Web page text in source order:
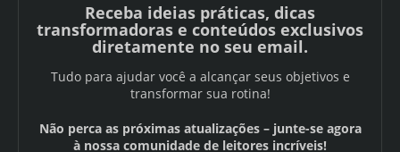
Receba ideias práticas, dicas
transformadoras e conteúdos exclusivos
diretamente no seu email.
Tudo para ajudar você a alcançar seus objetivos e
transformar sua rotina!
Não perca as próximas atualizações – junte-se agora
à nossa comunidade de leitores incríveis!